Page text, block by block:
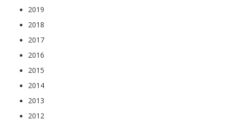
2019
2018
2017
2016
2015
2014
2013
2012